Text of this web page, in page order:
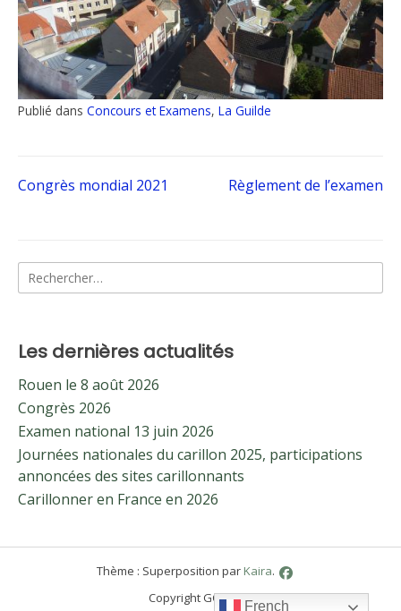
Publié dans Concours et Examens, La Guilde
Navigation
l’article
Congrès mondial 2021 Règlement de l’examen
Rechercher :
Les dernières actualités
Rouen le 8 août 2026
Congrès 2026
Examen national 13 juin 2026
Journées nationales du carillon 2025, participations
annoncées des sites carillonnants
Carillonner en France en 2026
Thème : Superposition par Kaira.
Copyright GCF 2021
French